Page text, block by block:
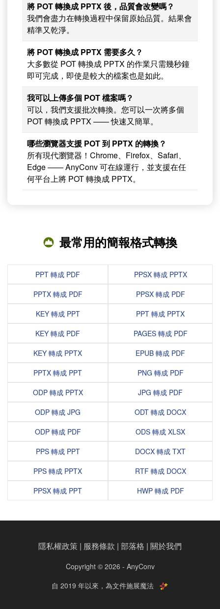
將 POT 轉換成 PPTX 後，品質會改變嗎？
我們會盡力在轉換過程中保留原始品質。結果會
精準又乾淨。
將 POT 轉換成 PPTX 需要多久？
大多數從 POT 轉換成 PPTX 的作業只需幾秒鐘
即可完成，即使是較大的檔案也是如此。
我可以上傳多個 POT 檔案嗎？
可以，我們支援批次轉換。您可以一次將多個
POT 轉換成 PPTX —— 快速又簡單。
哪些瀏覽器支援 POT 到 PPTX 的轉換？
所有現代瀏覽器！Chrome、Firefox、Safari、
Edge —— AnyConv 可在線運行，並支援在任
何平台上將 POT 轉換成 PPTX。
最常用的簡報格式轉換
PPT 轉成 PDF
PPTX 轉成 PDF
KEY 轉成 PPT
KEY 轉成 PDF
KEY 轉成 PPTX
PPTX 轉成 PPT
ODP 轉成 PPTX
ODP 轉成 JPG
ODP 轉成 PDF
PPS 轉成 PPT
PPS 轉成 PPTX
PPSX 轉成 PPT
PPSX 轉成 PPTX
PPSX 轉成 PDF
PPT 轉成 PPTX
PAGES 轉成 PDF
EPUB 轉成 PDF
PNG 轉成 PDF
JPG 轉成 PDF
ODT 轉成 DOCX
ODS 轉成 XLSX
DOCX 轉成 TXT
RTF 轉成 DOCX
HWP 轉成 PDF
隱私權政策 | 服務條款 | 部落格 | 關於我們
Copyright © 2026 - AnyConv
自 2019 年以來，為文件施展魔法